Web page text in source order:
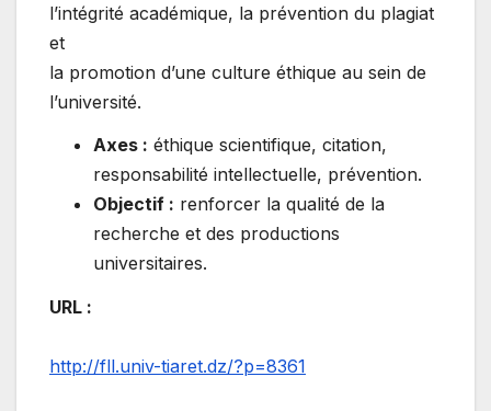
l’intégrité académique, la prévention du plagiat
et
la promotion d’une culture éthique au sein de
l’université.
Axes : éthique scientifique, citation,
responsabilité intellectuelle, prévention.
Objectif : renforcer la qualité de la
recherche et des productions
universitaires.
URL :
http://fll.univ-tiaret.dz/?p=8361